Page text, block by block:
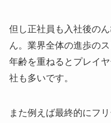
但し正社員も入社後の
ん。業界全体の進歩の
年齢を重ねるとプレイ
社も多いです。
また例えば最終的にフ